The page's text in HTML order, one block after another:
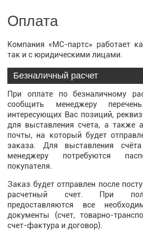
Оплата
Компания «МС-партс» работает
так и с юридическими лицами.
Безналичный расчет
При оплате по безналичному
сообщить менеджеру
интересующих Вас позиций,
для выставления счета, а также
почты, на который будет
заказа. Для выставления
менеджеру потребуются
покупателя.
Заказ будет отправлен после
расчетный счет. При
предоставляются все
документы (счет, товарно-
счет-фактура и договор).